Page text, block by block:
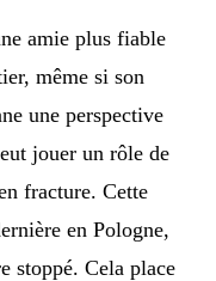
amie plus fiable
même si son
une perspective
jouer un rôle de
fracture. Cette
en Pologne,
stoppé. Cela place